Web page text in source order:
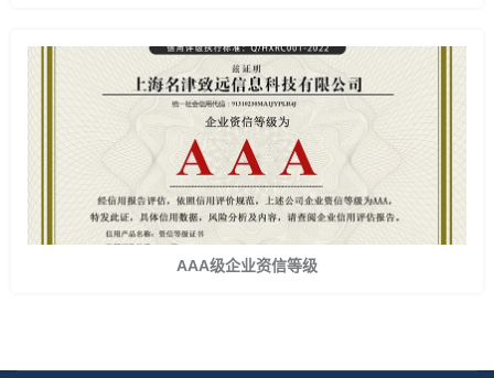
AAA级企业资信等级